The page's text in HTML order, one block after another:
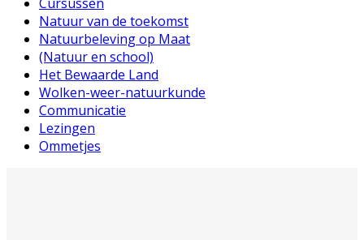
Natuur van de toekomst
Natuurbeleving op Maat
(Natuur en school)
Het Bewaarde Land
Wolken-weer-natuurkunde
Communicatie
Lezingen
Ommetjes